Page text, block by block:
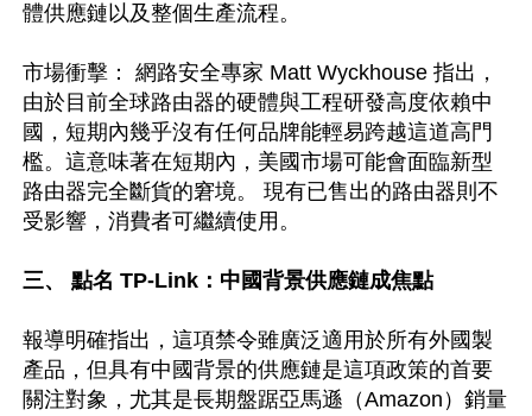
體供應鏈以及整個生產流程。
市場衝擊： 網路安全專家 Matt Wyckhouse 指出，
由於目前全球路由器的硬體與工程研發高度依賴中
國，短期內幾乎沒有任何品牌能輕易跨越這道高門
檻。這意味著在短期內，美國市場可能會面臨新型
路由器完全斷貨的窘境。 現有已售出的路由器則不
受影響，消費者可繼續使用。
三、 點名 TP-Link：中國背景供應鏈成焦點
報導明確指出，這項禁令雖廣泛適用於所有外國製
產品，但具有中國背景的供應鏈是這項政策的首要
關注對象，尤其是長期盤踞亞馬遜（Amazon）銷量